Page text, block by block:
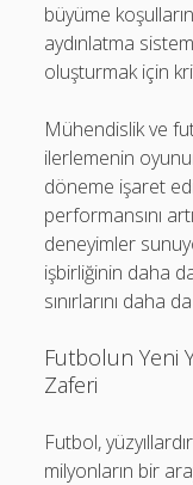
büyüme
aydınlatma
oluşturmak için
Mühendislik ve
ilerlemenin
döneme işaret
performansını
deneyimler
işbirliğinin daha
sınırlarını daha
Futbolun Yeni
Zaferi
Futbol,
milyonların bir